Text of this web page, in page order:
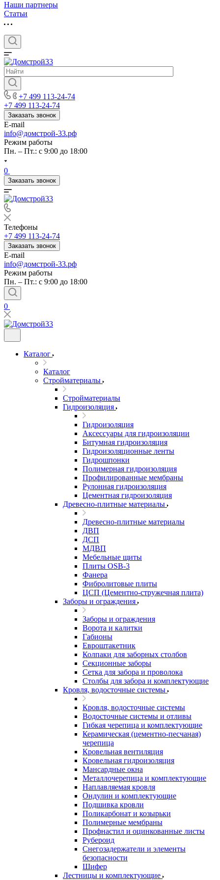
Наши партнеры
Статьи
+7 499 113-24-74
+7 499 113-24-74
Заказать звонок
E-mail
info@домстрой-33.рф
Режим работы
Пн. – Пт.: с 9:00 до 18:00
0
Заказать звонок
Телефоны
+7 499 113-24-74
Заказать звонок
E-mail
info@домстрой-33.рф
Режим работы
Пн. – Пт.: с 9:00 до 18:00
0
Каталог
Каталог
Стройматериалы
Стройматериалы
Гидроизоляция
Гидроизоляция
Аксессуары для гидроизоляции
Битумная гидроизоляция
Гидроизоляционные ленты
Гидрошпонки
Полимерная гидроизоляция
Профилированные мембраны
Рулонная гидроизоляция
Цементная гидроизоляция
Древесно-плитные материалы
Древесно-плитные материалы
ДВП
ДСП
МДВП
Мебельные щиты
Плиты OSB-3
Фанера
Фибролитовые плиты
ЦСП (Цементно-стружечная плита)
Заборы и ограждения
Заборы и ограждения
Ворота и калитки
Габионы
Евроштакетник
Колпаки для заборных столбов
Секционные заборы
Сетка для забора и проволока
Столбы для забора и комплектующие
Кровля, водосточные системы
Кровля, водосточные системы
Водосточные системы и отливы
Гибкая черепица и комплектующие
Керамическая (цементно-песчаная)
черепица
Кровельная вентиляция
Кровельная гидроизоляция
Мансардные окна
Металлочерепица и комплектующие
Наплавляемая кровля
Ондулин и комплектующие
Подшивка кровли
Поликарбонат и козырьки
Полимерные мембраны
Профнастил и оцинкованные листы
Рубероид
Снегозадержатели и элементы
безопасности
Шифер
Лестницы и комплектующие